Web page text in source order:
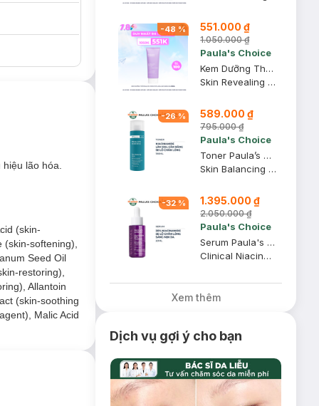
lão hóa.
(skin-
softening),
Seed Oil
restoring),
Allantoin
(skin-soothing
Malic Acid
-48 % 551.000 ₫
1.050.000 ₫
Paula's Choice
Kem Dưỡng Thể Paula’s Choice 10% AHA Làm Sáng Da 210ml
Skin Revealing Body Lotion with 10% AHA
-26% 589.000 ₫
795.000 ₫
Paula's Choice
Toner Paula’s Choice Điều Chỉnh Lỗ Chân Lông 190ml
Skin Balancing Pore-Reducing Toner
-32% 1.395.000 ₫
2.050.000 ₫
Paula's Choice
Serum Paula's Choice Se Khít Lỗ Chân Lông Tối Ưu 20ml
Clinical Niacinamide 20% Treatment
Xem thêm
Dịch vụ gợi ý cho bạn